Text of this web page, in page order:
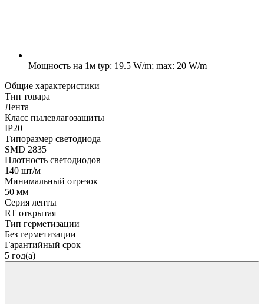
Мощность на 1м typ: 19.5 W/m; max: 20 W/m
Общие характеристики
Тип товара
Лента
Класс пылевлагозащиты
IP20
Типоразмер светодиода
SMD 2835
Плотность светодиодов
140 шт/м
Минимальный отрезок
50 мм
Серия ленты
RT открытая
Тип герметизации
Без герметизации
Гарантийный срок
5 год(а)